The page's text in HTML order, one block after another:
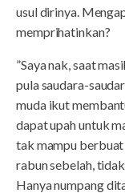
usul dirinya.
memprihatinkan?
”Saya nak, saat
pula saudara-
muda ikut
dapat upah untuk
tak mampu
rabun sebelah,
Hanya numpang